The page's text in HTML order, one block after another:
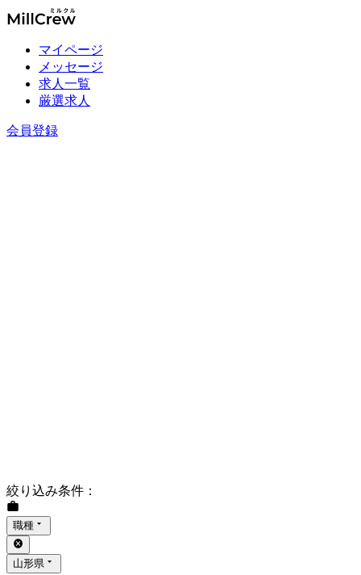
マイページ
メッセージ
求人一覧
厳選求人
会員登録
絞り込み条件 ：
職種
山形県